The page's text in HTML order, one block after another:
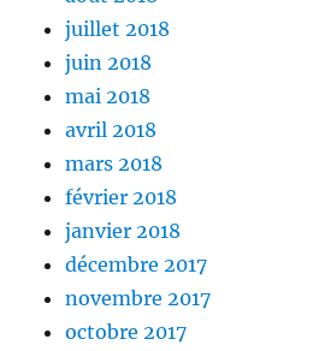
juillet 2018
juin 2018
mai 2018
avril 2018
mars 2018
février 2018
janvier 2018
décembre 2017
novembre 2017
octobre 2017